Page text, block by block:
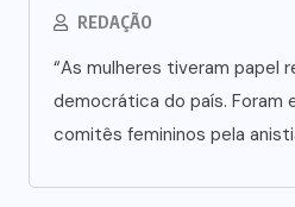
REDAÇÃO
“As mulheres tiveram papel
democrática do país. Foram
comitês femininos pela